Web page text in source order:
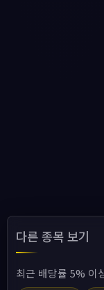
다른 종목 보기
최근 배당률 5% 이